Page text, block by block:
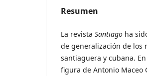
Resumen
La revista Santiago ha
de generalización de los
santiaguera y cubana.
figura de Antonio Maceo